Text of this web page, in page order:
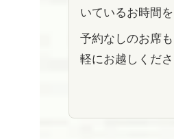
いているお時間
予約なしのお席
軽にお越しくださ